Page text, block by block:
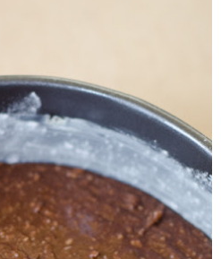
ciocolata alba si ce credeti? Ofc o